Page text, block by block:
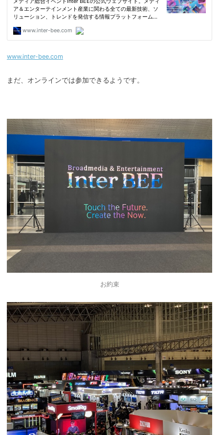
www.inter-bee.com
まだ、オンラインでは参加できるようです。
お約束